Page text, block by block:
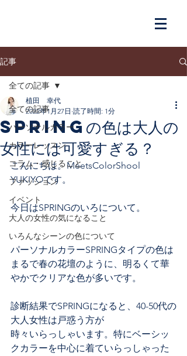
記事
全ての記事
パーソナルカラー
カラーレッスン
コラム・感じること
ファッション
イベント
大人の女性の気になること
いろんなシーンの色について
全ての記事
springの色は大人の
女性には可愛すぎる？
植田 幸代
2022年1月27日 読了時間: 1分
こんにちは。MeetsColorShool
YUKIYOです。
今日はSPRINGのいろについて。
パーソナルカラーSPRINGタイプの色は
まるで春の花壇のように、明るくて華
やかでクリアな色が多いです。
診断結果でSPRINGになると、40-50代の
大人女性は戸惑う方が
時々いらっしゃいます。特にベーシッ
クカラーを中心に着ていらっしゃった